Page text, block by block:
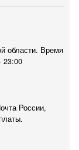
области. Время
23:00
России,